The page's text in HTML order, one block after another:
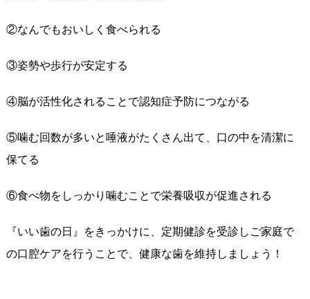
②なんでもおいしく食べられる
③姿勢や歩行が安定する
④脳が活性化されることで認知症予防につながる
⑤噛む回数が多いと唾液がたくさん出て、口の中を清潔に
保てる
⑥食べ物をしっかり噛むことで栄養吸収が促進される
『いい歯の日』をきっかけに、定期健診を受診しご家庭で
の口腔ケアを行うことで、健康な歯を維持しましょう！